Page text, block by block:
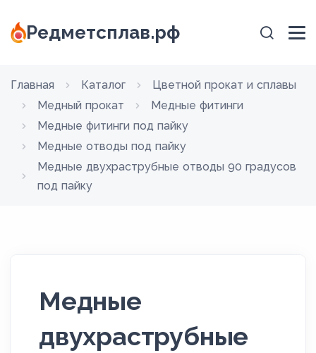
Редметсплав.рф
Главная Каталог
Цветной прокат и сплавы
Медный прокат
Медные фитинги
Медные фитинги под пайку
Медные отводы под пайку
Медные двухраструбные отводы 90 градусов
под пайку
Медные
двухраструбные